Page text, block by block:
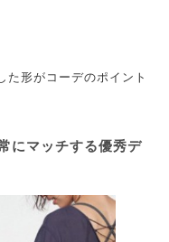
た形がコーデのポイント
にマッチする優秀デ